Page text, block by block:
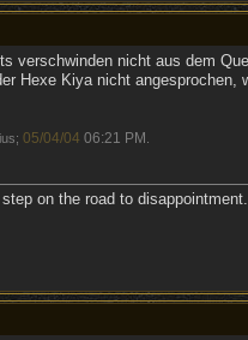
verschwinden nicht aus dem
Hexe Kiya nicht
05/04/04 06:21 PM
on the road to disappointment.